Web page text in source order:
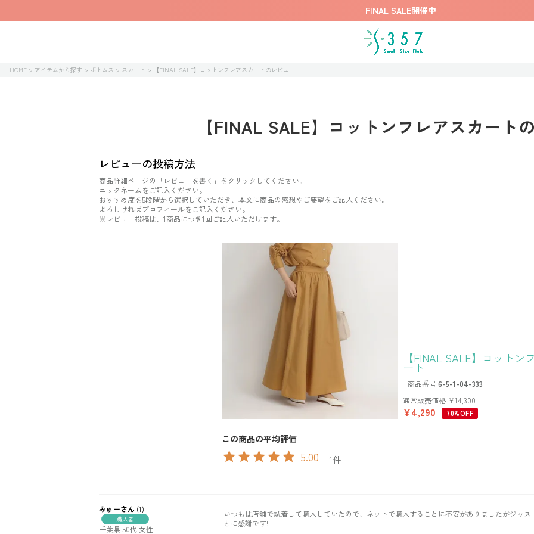
FINAL SALE開催中
HOME アイテムから探す ボトムス スカート 【FINAL SALE】コットンフレアスカートのレビュー
【FINAL SALE】コットンフレアスカート
レビューの投稿方法
商品詳細ページの「レビューを書く」をクリックしてください。
ニックネームをご記入ください。
おすすめ度を5段階から選択していただき、本文に商品の感想やご要望をご記入ください。
よろしければプロフィールをご記入ください。
※レビュー投稿は、1商品につき1回ご記入いただけます。
【FINAL SALE】コットン
ート
商品番号6-5-1-04-333
通常販売価格 ¥14,300
¥4,290 70%OFF
5.00 1
みゅー 1
購入者
千葉県 50代女性
いつもは店舗で試着して購入していたので、ネットで購入することに不安がありましたがジャ
とに感謝です!!